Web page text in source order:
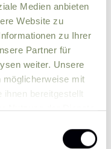
Medien anbieten
Website zu
zu Ihrer
Partner für
weiter. Unsere
möglicherweise mit
ihnen bereitgestellt
Nutzung der Dienste
Wünsche